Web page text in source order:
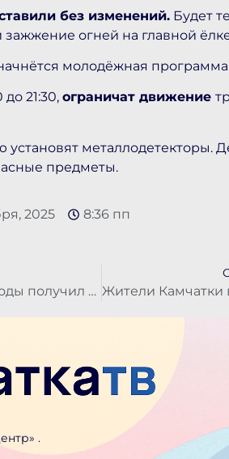
без изменений. Будет
огней на главной
молодёжная
21:30, ограничат движение
металлодетекторы.
предметы.
2025 8:36 пп
Семь лет лишения свободы получил жестокий ревнивец на Камчатке
.